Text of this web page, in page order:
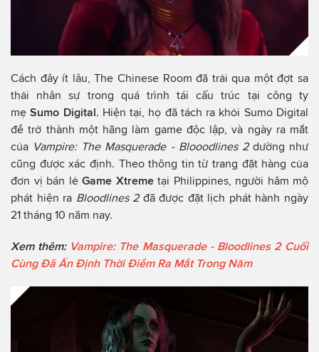
Cách đây ít lâu, The Chinese Room đã trải qua một đợt sa
thải nhân sự trong quá trình tái cấu trúc tại công ty
mẹSumo Digital. Hiện tại, họ đã tách ra khỏi Sumo Digital
để trở thành một hãng làm game độc lập, và ngày ra mắt
của Vampire: The Masquerade - Blooodlines 2 dường như
cũng được xác định. Theo thông tin từ trang đặt hàng của
đơn vị bán lẻ Game Xtremetại Philippines, người hâm mộ
phát hiện ra Bloodlines 2đã được đặt lịch phát hành ngày
21 tháng 10 năm nay.
Xem thêm: Vampire: The Masquerade - Bloodlines 2 Cuối
Cùng Đã Ấn Định Thời Điểm Ra Mắt Trong Năm